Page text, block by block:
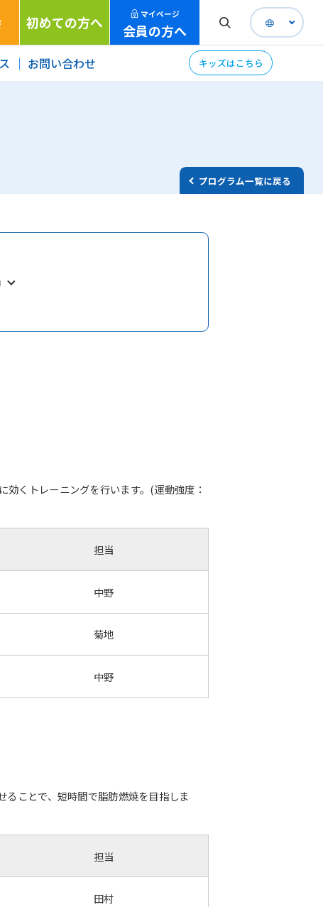
初めての方へ マイページ
会員の方へ
お問い合わせ キッズはこちら
プログラム一覧に戻る
くトレーニングを行います。(運動強度：
担当
中野
菊地
中野
ることで、短時間で脂肪燃焼を目指しま
担当
田村